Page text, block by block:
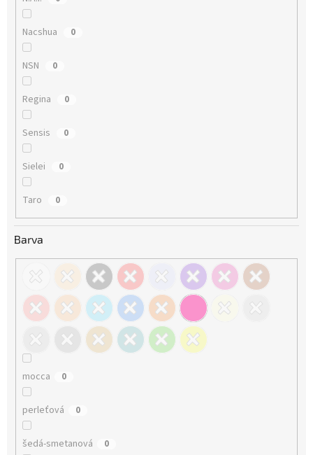
Nacshua 0
NSN 0
Regina 0
Sensis 0
Sielei 0
Taro 0
Barva
mocca 0
perleťová 0
šedá-smetanová 0